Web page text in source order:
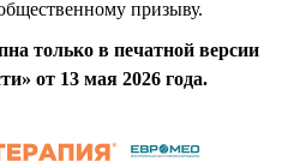
призыву.
только в печатной версии
от 13 мая 2026 года.